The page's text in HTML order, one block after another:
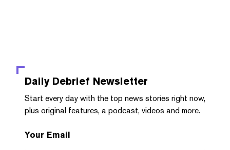
Daily Debrief Newsletter
Start every day with the top news stories right now,
plus original features, a podcast, videos and more.
Your Email